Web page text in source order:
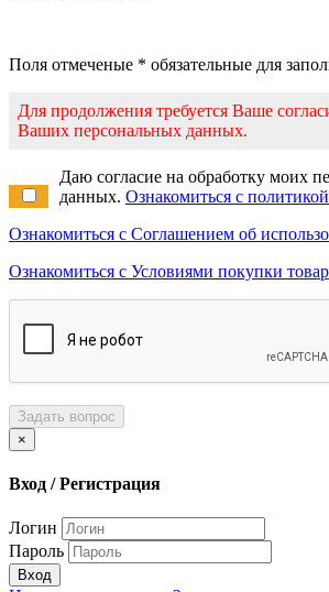
Поля отмеченые * обязательные для
Для продолжения требуется Ваше
Ваших персональных данных.
Даю согласие на обработку моих
данных. Ознакомиться с политикой
Ознакомиться с Соглашением об
Ознакомиться с Условиями покупки
Задать вопрос
×
Вход / Регистрация
Логин
Пароль
Вход